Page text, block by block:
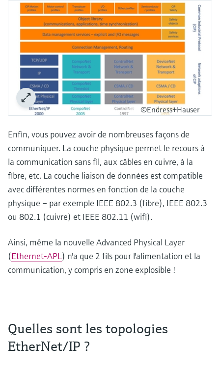
©Endress+Hauser
Enfin, vous pouvez avoir de nombreuses façons de
communiquer. La couche physique permet le recours à
la communication sans fil, aux câbles en cuivre, à la
fibre, etc. La couche liaison de données est compatible
avec différentes normes en fonction de la couche
physique – par exemple IEEE 802.3 (fibre), IEEE 802.3
ou 802.1 (cuivre) et IEEE 802.11 (wifi).
Ainsi, même la nouvelle Advanced Physical Layer
(Ethernet-APL) n'a que 2 fils pour l'alimentation et la
communication, y compris en zone explosible !
Quelles sont les topologies
EtherNet/IP ?